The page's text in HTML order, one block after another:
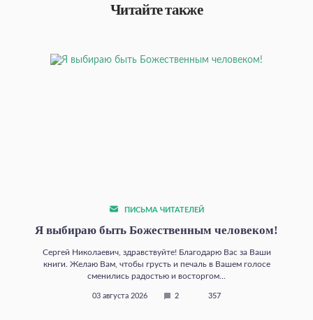
Читайте также
ПИСЬМА ЧИТАТЕЛЕЙ
Я выбираю быть Божественным человеком!
Сергей Николаевич, здравствуйте! Благодарю Вас за Ваши
книги. Желаю Вам, чтобы грусть и печаль в Вашем голосе
сменились радостью и восторгом...
03 августа 2026 2 357